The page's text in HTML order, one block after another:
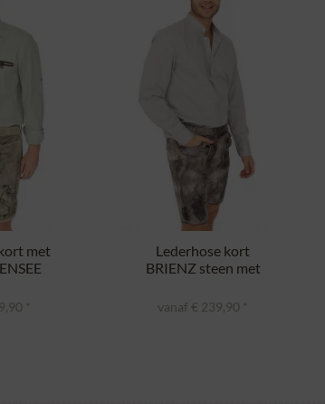
met
*
Lederhose kort
BRIENZ steen met
vanaf € 239,90 *